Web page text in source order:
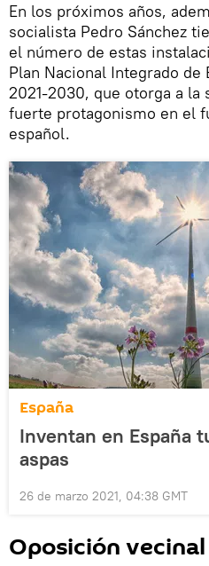
En los próximos años,
socialista Pedro Sánchez
el número de estas
Plan Nacional Integrado de
2021-2030, que otorga a la
fuerte protagonismo en el
español.
España
Inventan en España
aspas
26 de marzo 2021, 04:38 GMT
Oposición vecinal